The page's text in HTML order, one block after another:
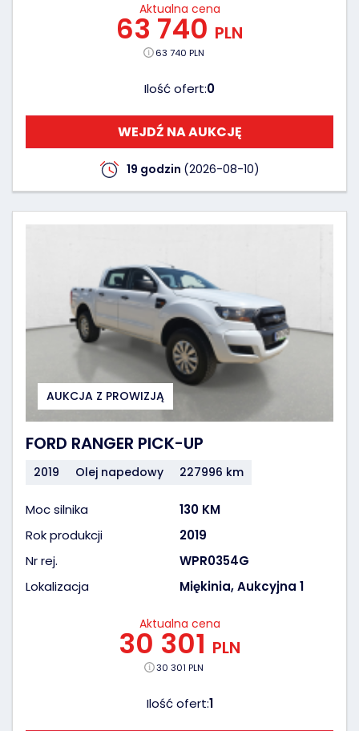
Aktualna cena
63 740 PLN
63 740 PLN
Ilość ofert:0
WEJDŹ NA AUKCJĘ
19 godzin (2026-08-10)
AUKCJA Z PROWIZJĄ
FORD RANGER PICK-UP
2019 Olej napedowy 227996 km
Moc silnika
130 KM
Rok produkcji
2019
Nr rej.
WPR0354G
Lokalizacja
Miękinia, Aukcyjna 1
Aktualna cena
30 301 PLN
30 301 PLN
Ilość ofert:1